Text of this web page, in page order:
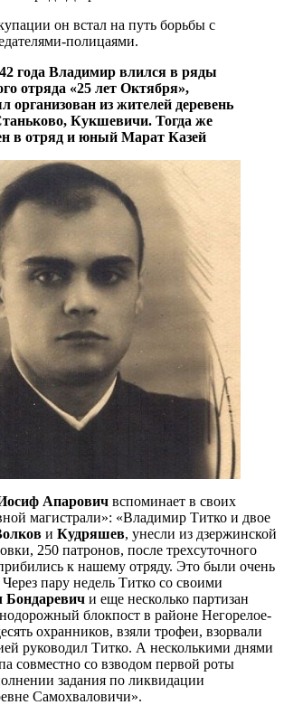
он встал на путь борьбы с
полицаями.
года Владимир влился в ряды
отряда «25 лет Октября»,
организован из жителей деревень
Кукшевичи. Тогда же
в отряд и юный Марат Казей
Апарович вспоминает в своих
магистрали»: «Владимир Титко и двое
и Кудряшев, унесли из дзержинской
250 патронов, после трехсуточного
к нашему отряду. Это были очень
пару недель Титко со своими
и еще несколько партизан
блокпост в районе Негорелое-
охранников, взяли трофеи, взорвали
руководил Титко. А несколькими днями
совместно со взводом первой роты
задания по ликвидации
Самохваловичи».